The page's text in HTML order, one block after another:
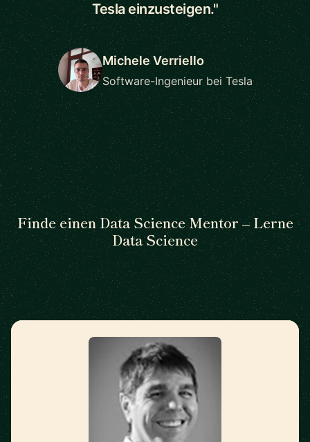
Tesla einzusteigen."
Michele Verriello
Software-Ingenieur bei Tesla
Finde einen Data Science Mentor – Lerne
Data Science